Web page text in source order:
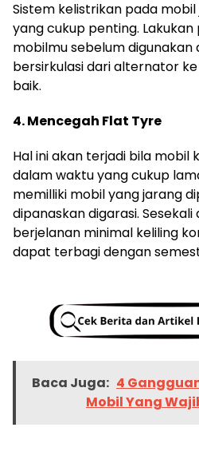
Sistem kelistrikan pada
yang cukup penting.
mobilmu sebelum
bersirkulasi dari alternator
baik.
4. Mencegah Flat Tyre
Hal ini akan terjadi bila mobil
dalam waktu yang cukup
memilliki mobil yang jarang
dipanaskan digarasi.
berjelanan minimal keliling
dapat terbagi dengan
Baca Juga: 4
Mobil Yang